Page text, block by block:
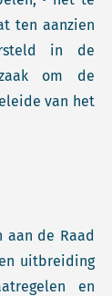
ten aanzien
in de
om de
van het
aan de Raad
uitbreiding
en